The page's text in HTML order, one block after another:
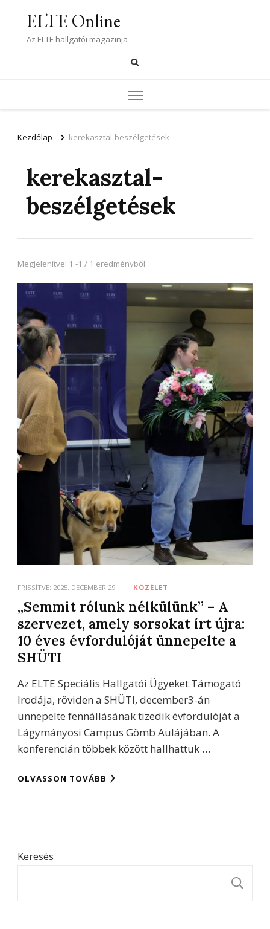
ELTE Online
Az ELTE hallgatói magazinja
Kezdőlap kerekasztal-beszélgetések
kerekasztal-
beszélgetések
Megjelenítve: 1 -1 / 1 eredményből
FRISSÍTVE: 2025. DECEMBER 29. KÖZÉLET
„Semmit rólunk nélkülünk” – A
szervezet, amely sorsokat írt újra:
10 éves évfordulóját ünnepelte a
SHÜTI
Az ELTE Speciális Hallgatói Ügyeket Támogató
Irodája, röviden a SHÜTI, december3-án
ünnepelte fennállásának tizedik évfordulóját a
Lágymányosi Campus Gömb Aulájában. A
konferencián többek között hallhattuk …
OLVASSON TOVÁBB
Keresés